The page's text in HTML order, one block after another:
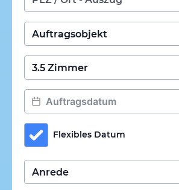
Flexibles Datum